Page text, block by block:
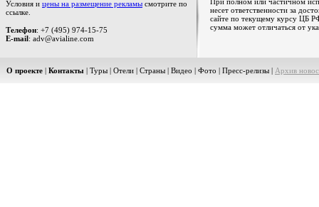
Условия и цены на размещение рекламы смотрите по
ссылке.
Телефон: +7 (495) 974-15-75
E-mail: adv@avialine.com
несет ответственности за
сайте по текущему курсу ЦБ
сумма может отличаться от
О проекте | Контакты | Туры | Отели | Страны | Видео | Фото | Пресс-релизы | Архив